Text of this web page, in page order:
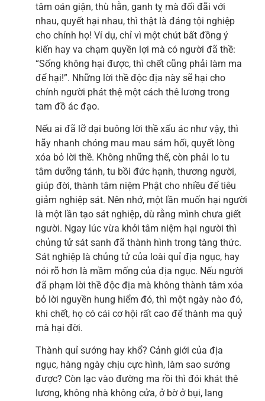
tâm oán giận, thù hằn, ganh tỵ mà đối đãi với
nhau, quyết hại nhau, thì thật là đáng tội nghiệp
cho chính họ! Ví dụ, chỉ vì một chút bất đồng ý
kiến hay va chạm quyền lợi mà có người đã thề:
“Sống không hại được, thì chết cũng phải làm ma
để hại!”. Những lời thề độc địa này sẽ hại cho
chính người phát thệ một cách thê lương trong
tam đồ ác đạo.
Nếu ai đã lỡ dại buông lời thề xấu ác như vậy, thì
hãy nhanh chóng mau mau sám hối, quyết lòng
xóa bỏ lời thề. Không những thế, còn phải lo tu
tâm dưỡng tánh, tu bồi đức hạnh, thương người,
giúp đời, thành tâm niệm Phật cho nhiều để tiêu
giảm nghiệp sát. Nên nhớ, một lần muốn hại người
là một lần tạo sát nghiệp, dù rằng mình chưa giết
người. Ngay lúc vừa khởi tâm niệm hại người thì
chủng tử sát sanh đã thành hình trong tàng thức.
Sát nghiệp là chủng tử của loài quỉ địa ngục, hay
nói rõ hơn là mầm mống của địa ngục. Nếu người
đã phạm lời thề độc địa mà không thành tâm xóa
bỏ lời nguyền hung hiểm đó, thì một ngày nào đó,
khi chết, họ có cái cơ hội rất cao để thành ma quỷ
mà hại đời.
Thành quỉ sướng hay khổ? Cảnh giới của địa
ngục, hàng ngày chịu cực hình, làm sao sướng
được? Còn lạc vào đường ma rồi thì đói khát thê
lương, không nhà không cửa, ở bờ ở bụi, lang